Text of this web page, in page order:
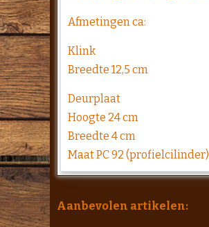
Afmetingen ca:
Klink
Breedte 12,5 cm
Deurplaat
Hoogte 24 cm
Breedte 4 cm
Maat PC 92 (profielcilinder)
Aanbevolen artikelen: